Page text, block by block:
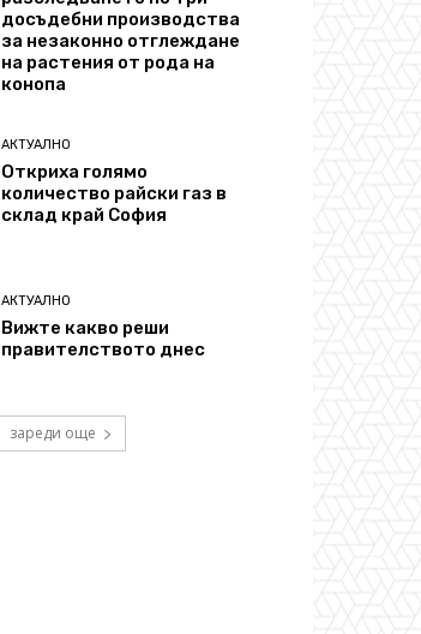
досъдебни производства
за незаконно отглеждане
на растения от рода на
конопа
АКТУАЛНО
Откриха голямо
количество райски газ в
склад край София
АКТУАЛНО
Вижте какво реши
правителството днес
зареди още